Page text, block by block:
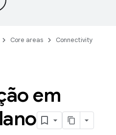
Core areas
Connectivity
em